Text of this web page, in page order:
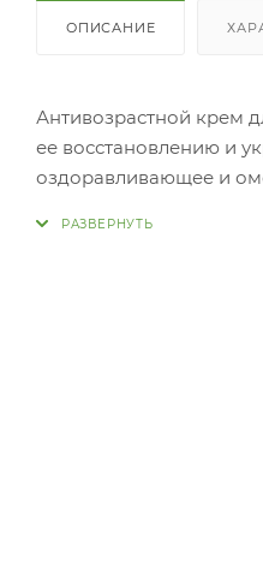
ОПИСАНИЕ
Антивозрастной крем
ее восстановлению и
оздоравливающее и